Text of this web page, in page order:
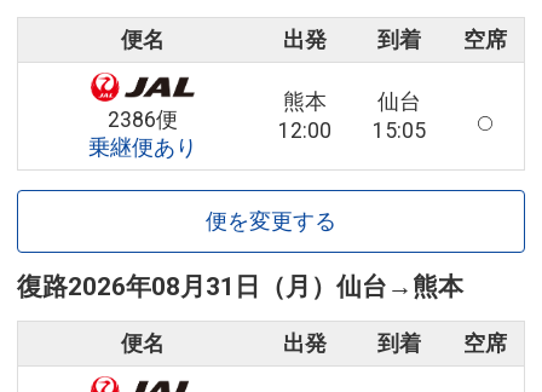
便名 出発 到着 空席
2386便
乗継便あり
熊本
12:00
仙台
15:05
便を変更する
復路2026年08月31日（月） 仙台 → 熊本
便名 出発 到着 空席